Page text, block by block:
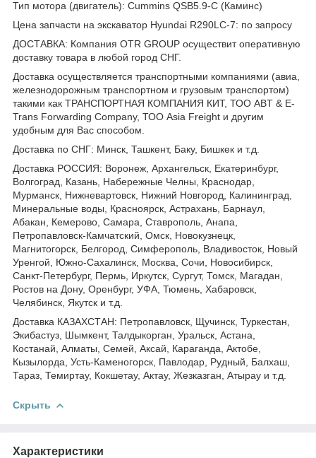
Тип мотора (двигатель): Cummins QSB5.9-C (Каминс)
Цена запчасти на экскаватор Hyundai R290LC-7: по запросу
ДОСТАВКА: Компания OTR GROUP осуществит оперативную
доставку товара в любой город СНГ.
Доставка осуществляется транспортными компаниями (авиа,
железнодорожным транспортном и грузовым транспортом)
такими как ТРАНСПОРТНАЯ КОМПАНИЯ КИТ, ТОО ABT & E-
Trans Forwarding Company, ТОО Asia Freight и другим
удобным для Вас способом.
Доставка по СНГ: Минск, Ташкент, Баку, Бишкек и т.д.
Доставка РОССИЯ: Воронеж, Архангельск, Екатеринбург,
Волгоград, Казань, Набережные Челны, Краснодар,
Мурманск, Нижневартовск, Нижний Новгород, Калининград,
Минеральные воды, Красноярск, Астрахань, Барнаул,
Абакан, Кемерово, Самара, Ставрополь, Анапа,
Петропавловск-Камчатский, Омск, Новокузнецк,
Магнитогорск, Белгород, Симферополь, Владивосток, Новый
Уренгой, Южно-Сахалинск, Москва, Сочи, Новосибирск,
Санкт-Петербург, Пермь, Иркутск, Сургут, Томск, Магадан,
Ростов на Дону, Оренбург, УФА, Тюмень, Хабаровск,
Челябинск, Якутск и т.д.
Доставка КАЗАХСТАН: Петропавловск, Щучинск, Туркестан,
Экибастуз, Шымкент, Талдыкорган, Уральск, Астана,
Костанай, Алматы, Семей, Аксай, Караганда, Актобе,
Кызылорда, Усть-Каменогорск, Павлодар, Рудный, Балхаш,
Тараз, Темиртау, Кокшетау, Актау, Жезказган, Атырау и т.д.
Скрыть
Характеристики